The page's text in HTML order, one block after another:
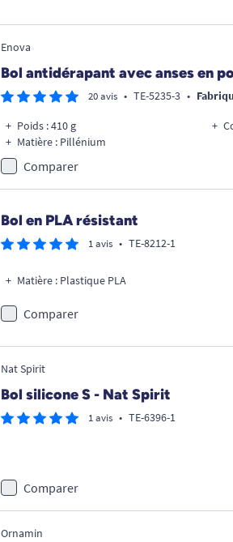
Enova
Bol antidérapant avec anses en
20 avis • TE-5235-3 •
Poids : 410 g
Matière : Pillénium
Comparer
Bol en PLA résistant
1 avis • TE-8212-1
Matière : Plastique PLA
Comparer
Nat Spirit
Bol silicone S - Nat Spirit
1 avis • TE-6396-1
Comparer
Ornamin